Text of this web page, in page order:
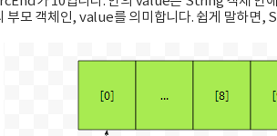
모 객체인, value를 의미합니다. 쉽게 말하면,